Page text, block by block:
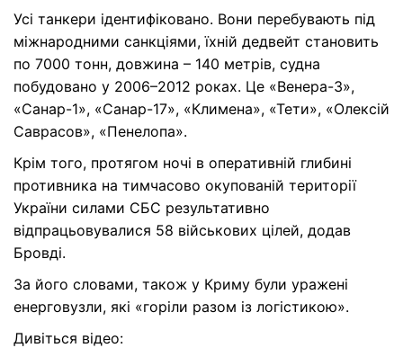
Усі танкери ідентифіковано. Вони перебувають під
міжнародними санкціями, їхній дедвейт становить
по 7000 тонн, довжина – 140 метрів, судна
побудовано у 2006–2012 роках. Це «Венера-3»,
«Санар-1», «Санар-17», «Климена», «Тети», «Олексій
Саврасов», «Пенелопа».
Крім того, протягом ночі в оперативній глибині
противника на тимчасово окупованій території
України силами СБС результативно
відпрацьовувалися 58 військових цілей, додав
Бровді.
За його словами, також у Криму були уражені
енерговузли, які «горіли разом із логістикою».
Дивіться відео: